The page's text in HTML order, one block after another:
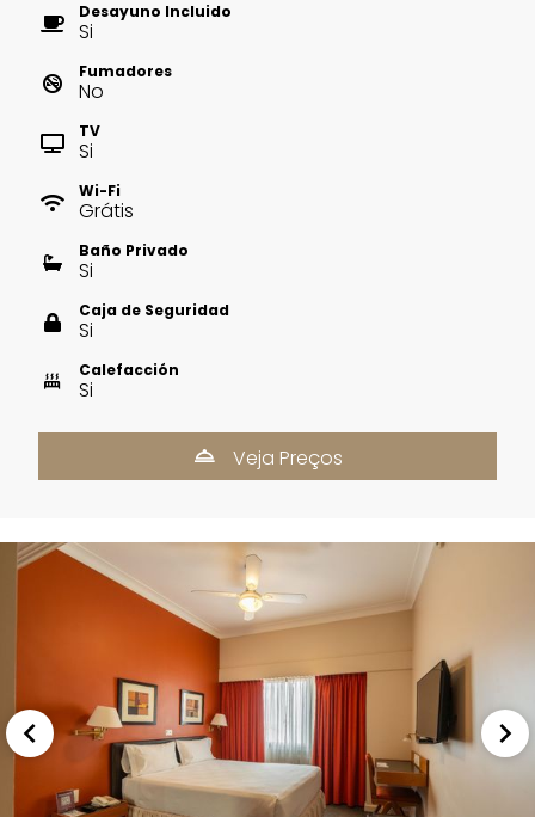
Desayuno Incluido
Si
Fumadores
No
TV
Si
Wi-Fi
Grátis
Baño Privado
Si
Caja de Seguridad
Si
Calefacción
Si
Veja Preços